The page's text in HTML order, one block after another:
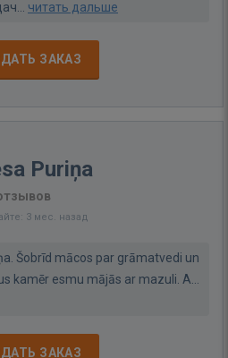
читать дальше
ЗАКАЗ
Puriņa
3 мес. назад
Šobrīd mācos par grāmatvedi un
kamēr esmu mājās ar mazuli. A...
ЗАКАЗ